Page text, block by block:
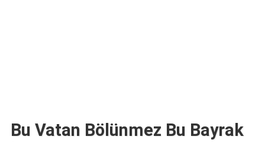
Bu Vatan Bölünmez Bu Bayrak